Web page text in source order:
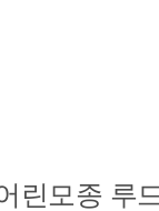
린모종 루